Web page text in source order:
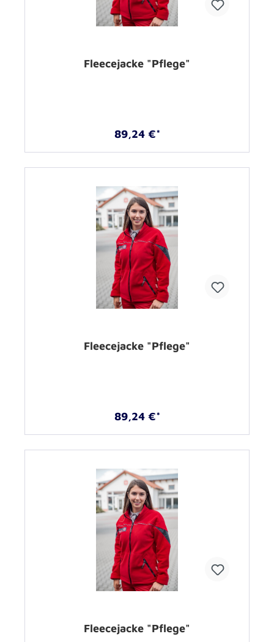
Fleecejacke "Pflege"
89,24 €*
Fleecejacke "Pflege"
89,24 €*
Fleecejacke "Pflege"